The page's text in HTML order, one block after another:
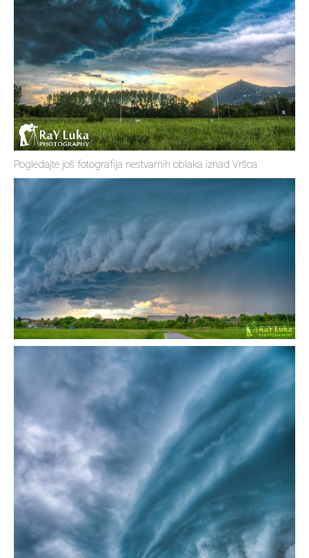
Pogledajte još fotografija nestvarnih oblaka iznad Vršca